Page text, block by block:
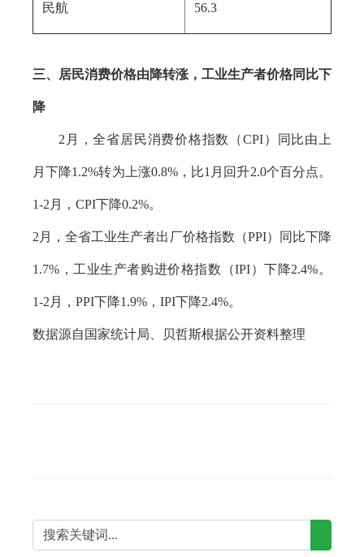
民航 56.3
三、居民消费价格由降转涨，工业生产者价格同比下
降
2月，全省居民消费价格指数（CPI）同比由上
月下降1.2%转为上涨0.8%，比1月回升2.0个百分点。
1-2月，CPI下降0.2%。
2月，全省工业生产者出厂价格指数（PPI）同比下降
1.7%，工业生产者购进价格指数（IPI）下降2.4%。
1-2月，PPI下降1.9%，IPI下降2.4%。
数据源自国家统计局、贝哲斯根据公开资料整理